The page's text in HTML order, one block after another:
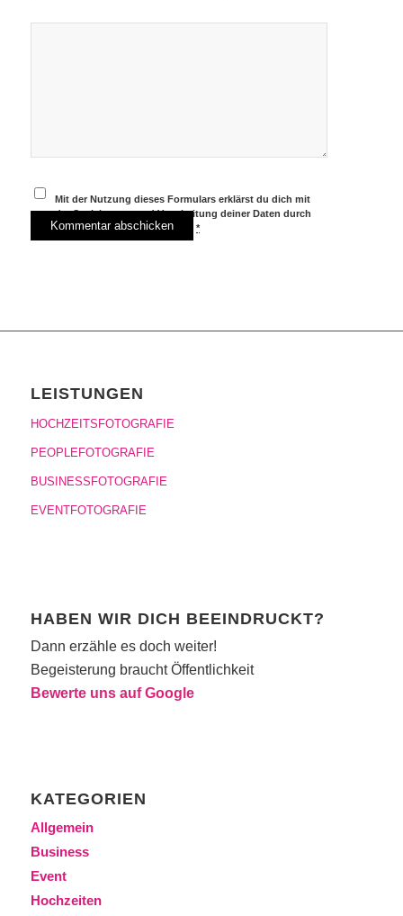
Mit der Nutzung dieses Formulars erklärst du dich mit
der Speicherung und Verarbeitung deiner Daten durch
diese Website einverstanden.*
LEISTUNGEN
HOCHZEITSFOTOGRAFIE
PEOPLEFOTOGRAFIE
BUSINESSFOTOGRAFIE
EVENTFOTOGRAFIE
HABEN WIR DICH BEEINDRUCKT?
Dann erzähle es doch weiter!
Begeisterung braucht Öffentlichkeit
Bewerte uns auf Google
KATEGORIEN
Allgemein
Business
Event
Hochzeiten